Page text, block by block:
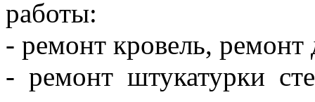
работы:
- ремонт кровель,
- ремонт штукатурки